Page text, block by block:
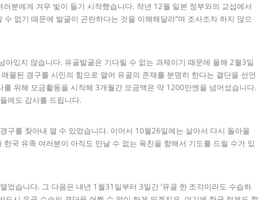
분에게 겨우 빛이 들기 시작했습니다. 작년 12월 일본 정부와의 교섭에서
없기 때문에 발굴이 곤란하다는 것을 이해해달라”며 조사조차 하지 않으
아있지 않습니다. 유골발굴은 기다릴 수 없는 과제이기 때문에 올해 2월3일
몰된 갱구를 시민의 힘으로 열어 유골의 존재를 분명히 한다는 결단을 선언
위해 모금활동을 시작해 3개월간 모금액은 약 1200만엔을 넘어섰습니다.
에도 감사를 드립니다.
구를 찾아내 열 수 있었습니다. 이어서 10월26일에는 살아서 다시 돌아올
국 유족 여러분이 아직도 만날 수 없는 육친을 향해서 기도를 드릴 수가 있
었습니다. 그 다음은 내년 1월31일부터 3일간 ‘유골 한 조각이라도 수습하